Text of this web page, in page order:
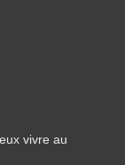
vivre au